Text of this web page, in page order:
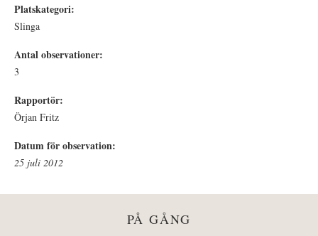
Platskategori:
Slinga
Antal observationer:
3
Rapportör:
Örjan Fritz
Datum för observation:
25 juli 2012
PÅ GÅNG